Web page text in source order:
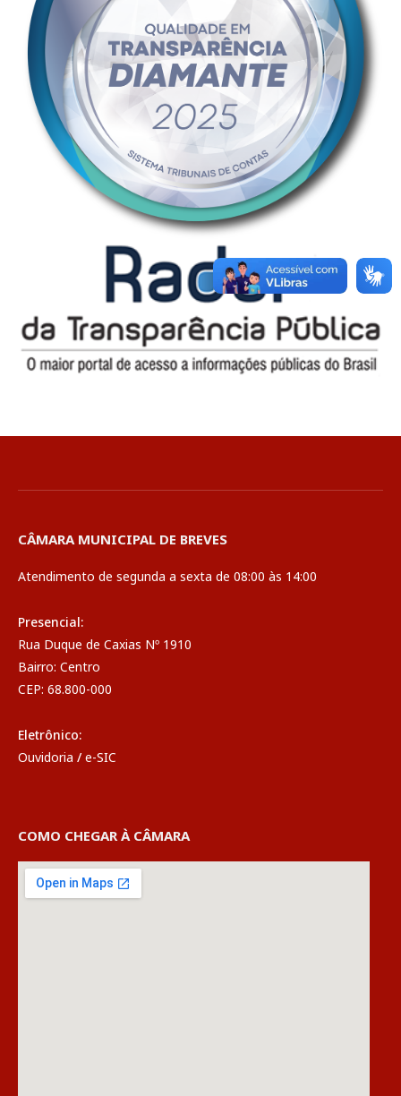
CÂMARA MUNICIPAL DE BREVES
Atendimento de segunda a sexta de 08:00 às 14:00
Presencial:
Rua Duque de Caxias Nº 1910
Bairro: Centro
CEP: 68.800-000
Eletrônico:
Ouvidoria / e-SIC
COMO CHEGAR À CÂMARA